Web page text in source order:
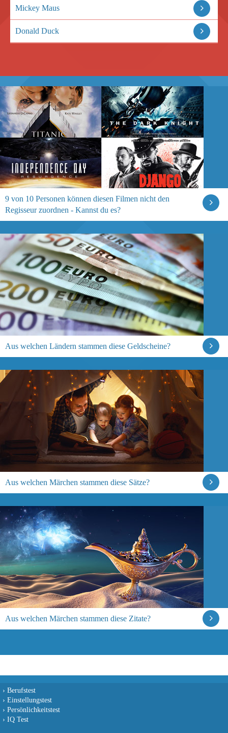
Mickey Maus
Donald Duck
9 von 10 Personen können diesen Filmen nicht den
Regisseur zuordnen - Kannst du es?
Aus welchen Ländern stammen diese Geldscheine?
Aus welchen Märchen stammen diese Sätze?
Aus welchen Märchen stammen diese Zitate?
› Berufstest
› Einstellungstest
› Persönlichkeitstest
› IQ Test